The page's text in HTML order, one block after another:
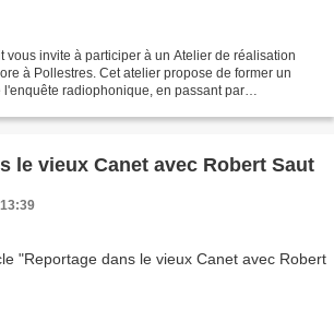
vous invite à participer à un Atelier de réalisation
à Pollestres. Cet atelier propose de former un
radiophonique, en passant par
le vieux Canet avec Robert Saut